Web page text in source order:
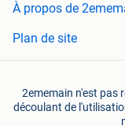
À propos de
Plan de site
2ememain n'est pas
découlant de